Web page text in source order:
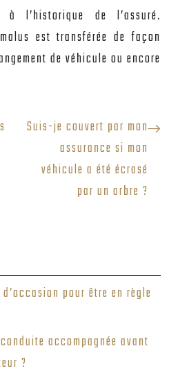
l’historique de l’assuré.
est transférée de façon
de véhicule ou encore
Suis-je couvert par mon
assurance si mon
véhicule a été écrasé
par un arbre ?
pour être en règle
accompagnée avant
?